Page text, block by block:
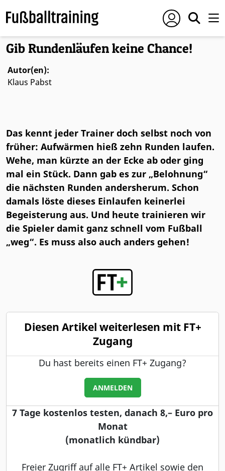
Foto: © Conny Kurth
Gib Rundenläufen keine Chance!
Autor(en):
Klaus Pabst
Das kennt jeder Trainer doch selbst noch von
früher: Aufwärmen hieß zehn Runden laufen.
Wehe, man kürzte an der Ecke ab oder ging
mal ein Stück. Dann gab es zur „Belohnung“
die nächsten Runden andersherum. Schon
damals löste dieses Einlaufen keinerlei
Begeisterung aus. Und heute trainieren wir
die Spieler damit ganz schnell vom Fußball
„weg“. Es muss also auch anders gehen!
Diesen Artikel weiterlesen mit FT+
Zugang
Du hast bereits einen FT+ Zugang?
ANMELDEN
7 Tage kostenlos testen, danach 8,– Euro pro
Monat
(monatlich kündbar)
Freier Zugriff auf alle FT+ Artikel sowie den